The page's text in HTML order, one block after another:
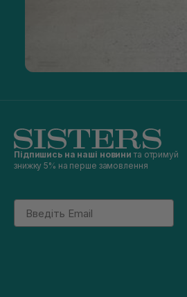
Підпишись на наші новини та отримуй
знижку 5% на перше замовлення
Email